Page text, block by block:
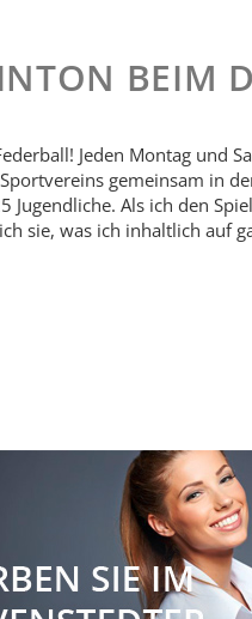
BEIM
Jeden Montag und
gemeinsam in
Jugendliche. Als ich den
sie, was ich inhaltlich auf